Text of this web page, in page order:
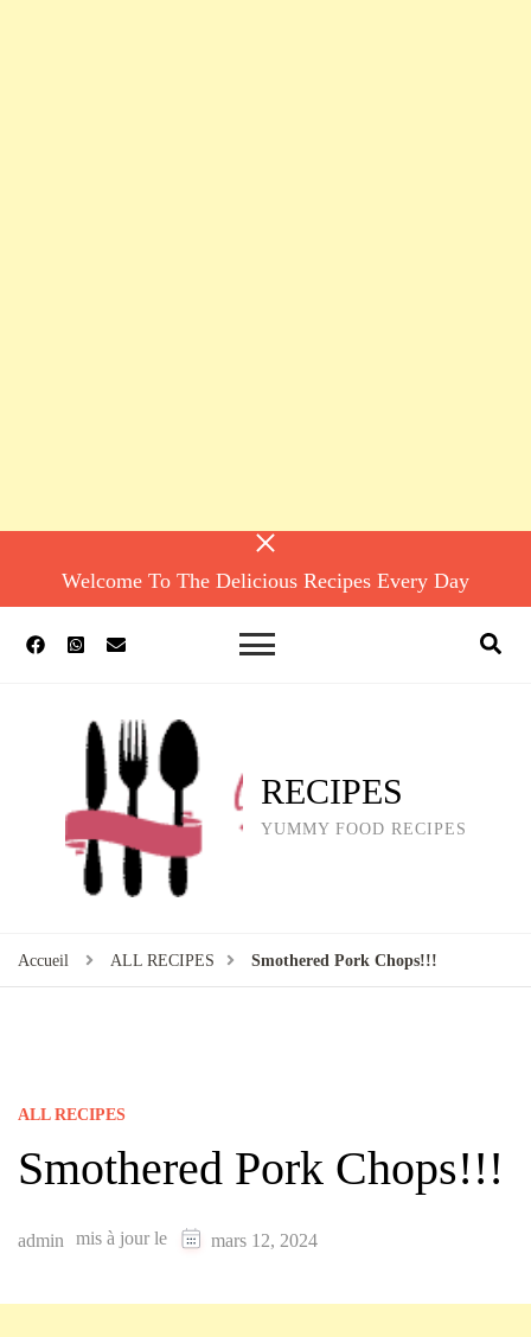
Welcome To The Delicious Recipes Every Day
RECIPES
YUMMY FOOD RECIPES
Accueil ALL RECIPES Smothered Pork Chops!!!
ALL RECIPES
Smothered Pork Chops!!!
admin mis à jour le mars 12, 2024